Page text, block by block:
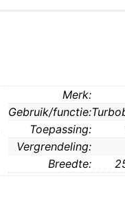
Merk:
Gebruik/functie:
Toepassing:
Vergrendeling:
Breedte: